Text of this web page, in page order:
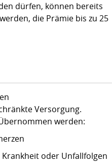
dürfen, können bereits
die Prämie bis zu 25
Versorgung.
werden:
oder Unfallfolgen